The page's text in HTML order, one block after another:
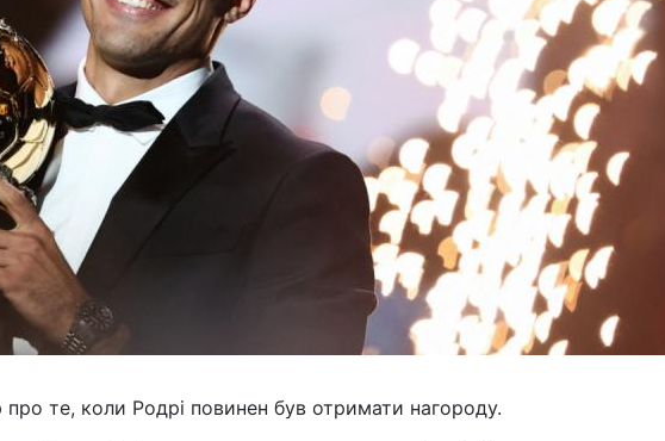
про те, коли Родрі повинен був отримати нагороду.